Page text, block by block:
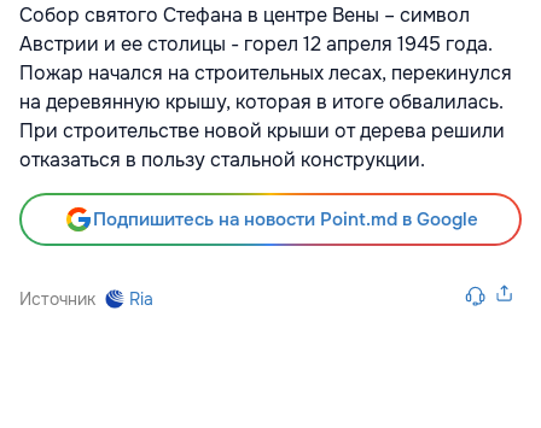
Собор святого Стефана в центре Вены – символ
Австрии и ее столицы - горел 12 апреля 1945 года.
Пожар начался на строительных лесах, перекинулся
на деревянную крышу, которая в итоге обвалилась.
При строительстве новой крыши от дерева решили
отказаться в пользу стальной конструкции.
Подпишитесь на новости Point.md в Google
Источник Ria